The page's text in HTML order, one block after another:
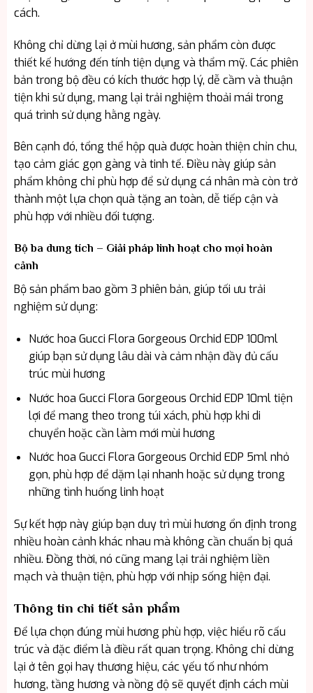
cách.
Không chỉ dừng lại ở mùi hương, sản phẩm còn được
thiết kế hướng đến tính tiện dụng và thẩm mỹ. Các phiên
bản trong bộ đều có kích thước hợp lý, dễ cầm và thuận
tiện khi sử dụng, mang lại trải nghiệm thoải mái trong
quá trình sử dụng hằng ngày.
Bên cạnh đó, tổng thể hộp quà được hoàn thiện chỉn chu,
tạo cảm giác gọn gàng và tinh tế. Điều này giúp sản
phẩm không chỉ phù hợp để sử dụng cá nhân mà còn trở
thành một lựa chọn quà tặng an toàn, dễ tiếp cận và
phù hợp với nhiều đối tượng.
Bộ ba dung tích – Giải pháp linh hoạt cho mọi hoàn
cảnh
Bộ sản phẩm bao gồm 3 phiên bản, giúp tối ưu trải
nghiệm sử dụng:
Nước hoa Gucci Flora Gorgeous Orchid EDP 100ml
giúp bạn sử dụng lâu dài và cảm nhận đầy đủ cấu
trúc mùi hương
Nước hoa Gucci Flora Gorgeous Orchid EDP 10ml tiện
lợi để mang theo trong túi xách, phù hợp khi di
chuyển hoặc cần làm mới mùi hương
Nước hoa Gucci Flora Gorgeous Orchid EDP 5ml nhỏ
gọn, phù hợp để dặm lại nhanh hoặc sử dụng trong
những tình huống linh hoạt
Sự kết hợp này giúp bạn duy trì mùi hương ổn định trong
nhiều hoàn cảnh khác nhau mà không cần chuẩn bị quá
nhiều. Đồng thời, nó cũng mang lại trải nghiệm liền
mạch và thuận tiện, phù hợp với nhịp sống hiện đại.
Thông tin chi tiết sản phẩm
Để lựa chọn đúng mùi hương phù hợp, việc hiểu rõ cấu
trúc và đặc điểm là điều rất quan trọng. Không chỉ dừng
lại ở tên gọi hay thương hiệu, các yếu tố như nhóm
hương, tầng hương và nồng độ sẽ quyết định cách mùi